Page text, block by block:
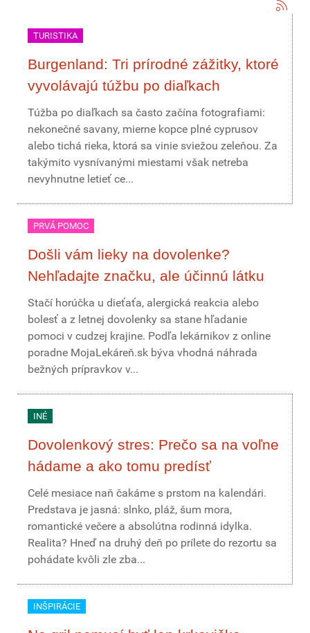
TURISTIKA
Burgenland: Tri prírodné zážitky, ktoré
vyvolávajú túžbu po diaľkach
Túžba po diaľkach sa často začína fotografiami:
nekonečné savany, mierne kopce plné cyprusov
alebo tichá rieka, ktorá sa vinie sviežou zeleňou. Za
takýmito vysnívanými miestami však netreba
nevyhnutne letieť ce...
PRVÁ POMOC
Došli vám lieky na dovolenke?
Nehľadajte značku, ale účinnú látku
Stačí horúčka u dieťaťa, alergická reakcia alebo
bolesť a z letnej dovolenky sa stane hľadanie
pomoci v cudzej krajine. Podľa lekárnikov z online
poradne MojaLekáreň.sk býva vhodná náhrada
bežných prípravkov v...
INÉ
Dovolenkový stres: Prečo sa na voľne
hádame a ako tomu predísť
Celé mesiace naň čakáme s prstom na kalendári.
Predstava je jasná: slnko, pláž, šum mora,
romantické večere a absolútna rodinná idylka.
Realita? Hneď na druhý deň po prílete do rezortu sa
pohádate kvôli zle zba...
INŠPIRÁCIE